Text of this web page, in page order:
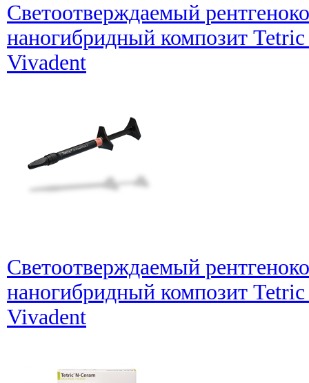
Светоотверждаемый
наногибридный композит
Vivadent
Светоотверждаемый
наногибридный композит
Vivadent